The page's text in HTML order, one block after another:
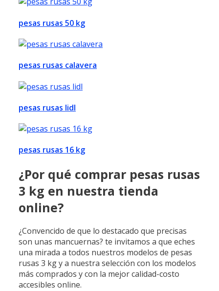
pesas rusas 50 kg
pesas rusas calavera
pesas rusas lidl
pesas rusas 16 kg
¿Por qué comprar pesas rusas
3 kg en nuestra tienda
online?
¿Convencido de que lo destacado que precisas
son unas mancuernas? te invitamos a que eches
una mirada a todos nuestros modelos de pesas
rusas 3 kg y a nuestra selección con los modelos
más comprados y con la mejor calidad-costo
accesibles online.